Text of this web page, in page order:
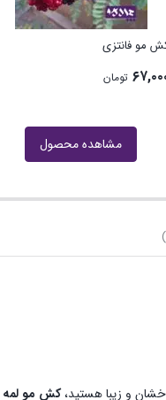
مو فانتزی
تومان
مشاهده محصول
و زیبا هستید،کش مو لمه